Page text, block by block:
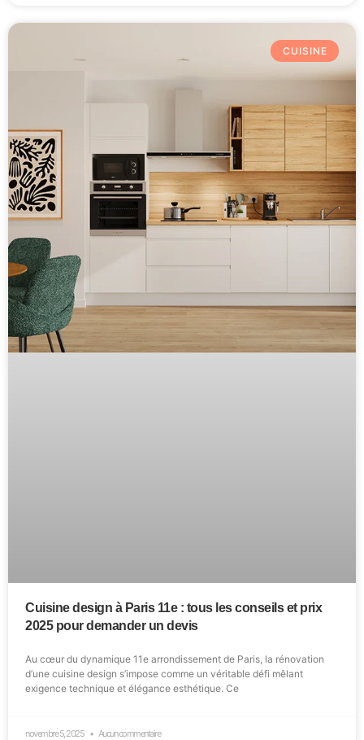
CUISINE
Cuisine design à Paris 11e : tous les conseils et prix
2025 pour demander un devis
Au cœur du dynamique 11e arrondissement de Paris, la rénovation
d’une cuisine design s’impose comme un véritable défi mêlant
exigence technique et élégance esthétique. Ce
novembre 5, 2025 Aucun commentaire